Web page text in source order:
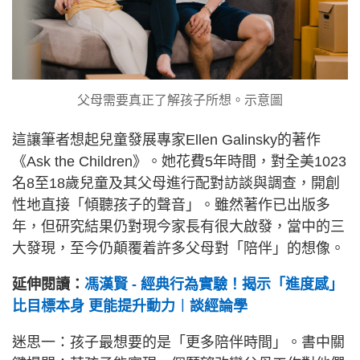
父母需要真正了解孩子所想。示意圖
這讓筆者想起兒童發展專家Ellen Galinsky的著作
《Ask the Children》。她花費5年時間，對全美1023
名8至18歲兒童及其父母進行配對訪談與調查，開創
性地直接「傾聽孩子的聲音」。雖然著作已出版多
年，但研究結果仍對現今家長有很大啟發，當中的三
大發現，至今仍顛覆着許多父母對「陪伴」的想像。
延伸閱讀： 馮漢賢 - 經典行為實驗！揭示「進度感」
比目標本身 更能提升動力︱談經論學
迷思一：孩子最想要的是「更多陪伴時間」。書中關